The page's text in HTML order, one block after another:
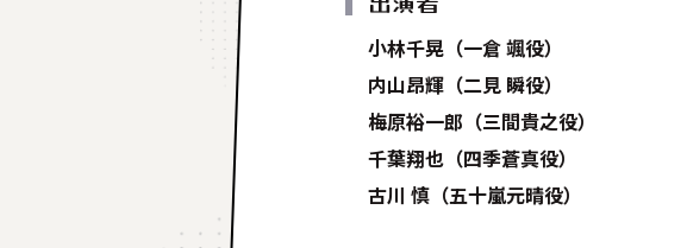
小林千晃（一倉 颯役）
内山昂輝（二見 瞬役）
梅原裕一郎（三間貴之役）
千葉翔也（四季蒼真役）
古川 慎（五十嵐元晴役）